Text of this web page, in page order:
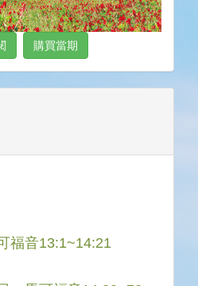
購買當期
福音13:1~14:21